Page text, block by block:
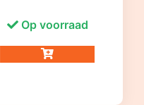
Op voorraad